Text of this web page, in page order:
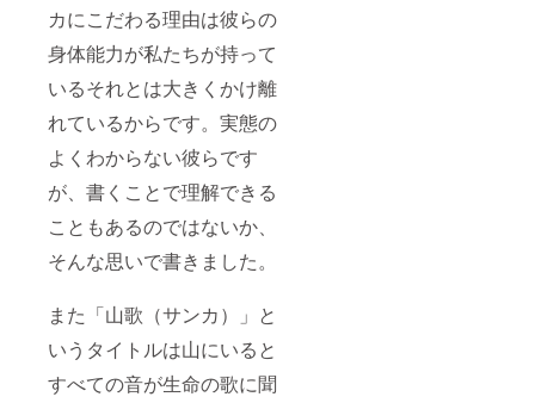
カにこだわる理由は彼らの
身体能力が私たちが持って
いるそれとは大きくかけ離
れているからです。実態の
よくわからない彼らです
が、書くことで理解できる
こともあるのではないか、
そんな思いで書きました。
また「山歌（サンカ）」と
いうタイトルは山にいると
すべての音が生命の歌に聞